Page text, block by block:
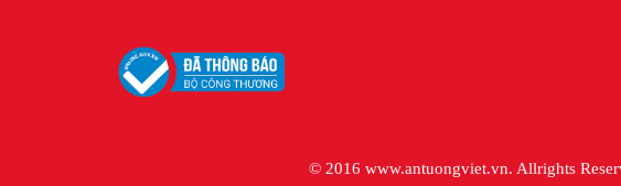
© 2016 www.antuongviet.vn. Allrights